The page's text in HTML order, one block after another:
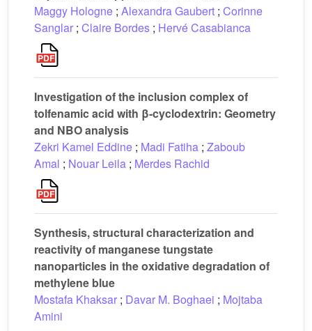
Maggy Hologne ; Alexandra Gaubert ; Corinne
Sanglar ; Claire Bordes ; Hervé Casabianca
Investigation of the inclusion complex of
tolfenamic acid with β-cyclodextrin: Geometry
and NBO analysis
Zekri Kamel Eddine ; Madi Fatiha ; Zaboub
Amal ; Nouar Leila ; Merdes Rachid
Synthesis, structural characterization and
reactivity of manganese tungstate
nanoparticles in the oxidative degradation of
methylene blue
Mostafa Khaksar ; Davar M. Boghaei ; Mojtaba
Amini